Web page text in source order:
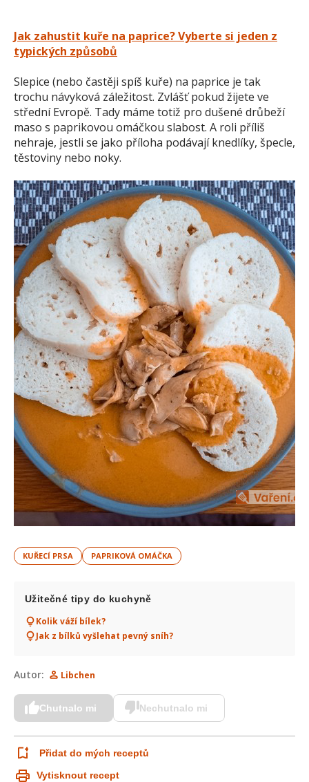
Jak zahustit kuře na paprice? Vyberte si jeden z
typických způsobů
Slepice (nebo častěji spíš kuře) na paprice je tak
trochu návyková záležitost. Zvlášť pokud žijete ve
střední Evropě. Tady máme totiž pro dušené drůbeží
maso s paprikovou omáčkou slabost. A roli příliš
nehraje, jestli se jako příloha podávají knedlíky, špecle,
těstoviny nebo noky.
KUŘECÍ PRSA PAPRIKOVÁ OMÁČKA
Užitečné tipy do kuchyně
Kolik váží bílek?
Jak z bílků vyšlehat pevný sníh?
Autor: Libchen
Chutnalo mi Nechutnalo mi
Přidat do mých receptů
Vytisknout recept